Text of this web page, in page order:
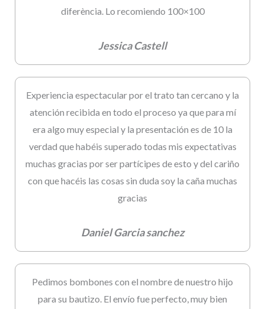
diferència. Lo recomiendo 100×100
Jessica Castell
Experiencia espectacular por el trato tan cercano y la
atención recibida en todo el proceso ya que para mí
era algo muy especial y la presentación es de 10 la
verdad que habéis superado todas mis expectativas
muchas gracias por ser partícipes de esto y del cariño
con que hacéis las cosas sin duda soy la caña muchas
gracias
Daniel Garcia sanchez
Pedimos bombones con el nombre de nuestro hijo
para su bautizo. El envío fue perfecto, muy bien